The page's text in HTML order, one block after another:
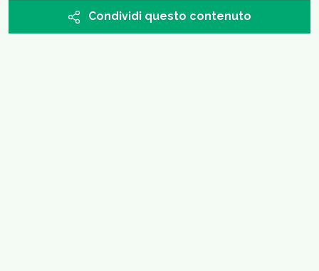
Condividi questo contenuto